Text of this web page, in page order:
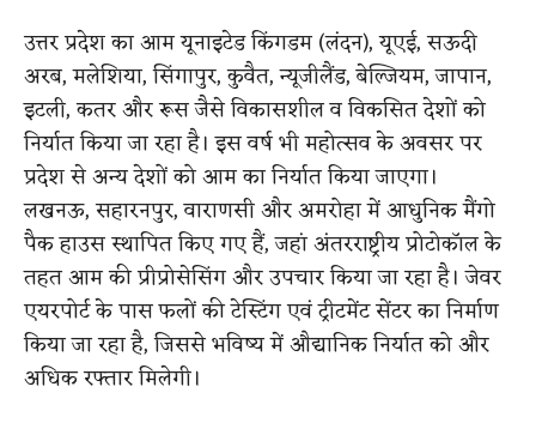
उत्तर प्रदेश का आम यूनाइटेड किंगडम (लंदन), यूएई, सऊदी
अरब, मलेशिया, सिंगापुर, कुवैत, न्यूजीलैंड, बेल्जियम, जापान,
इटली, कतर और रूस जैसे विकासशील व विकसित देशों को
निर्यात किया जा रहा है। इस वर्ष भी महोत्सव के अवसर पर
प्रदेश से अन्य देशों को आम का निर्यात किया जाएगा।
लखनऊ, सहारनपुर, वाराणसी और अमरोहा में आधुनिक मैंगो
पैक हाउस स्थापित किए गए हैं, जहां अंतरराष्ट्रीय प्रोटोकॉल के
तहत आम की प्रीप्रोसेसिंग और उपचार किया जा रहा है। जेवर
एयरपोर्ट के पास फलों की टेस्टिंग एवं ट्रीटमेंट सेंटर का निर्माण
किया जा रहा है, जिससे भविष्य में औद्यानिक निर्यात को और
अधिक रफ्तार मिलेगी।